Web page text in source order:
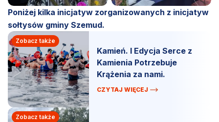
Poniżej kilka inicjatyw zorganizowanych z inicjatyw
sołtysów gminy Szemud.
Zobacz także
Kamień. I Edycja Serce z
Kamienia Potrzebuje
Krążenia za nami.
CZYTAJ WIĘCEJ
Zobacz także